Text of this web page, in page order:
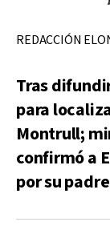
REDACCIÓN
Tras
para
Montrull;
confirmó a
por su